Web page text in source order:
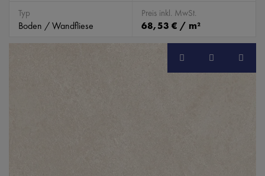
Typ
Boden / Wandfliese
Preis inkl. MwSt.
68,53 € / m²